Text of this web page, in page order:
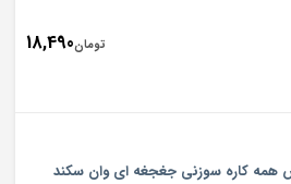
تومان18,490
همه کاره سوزنی جغجغه ای وان سکند